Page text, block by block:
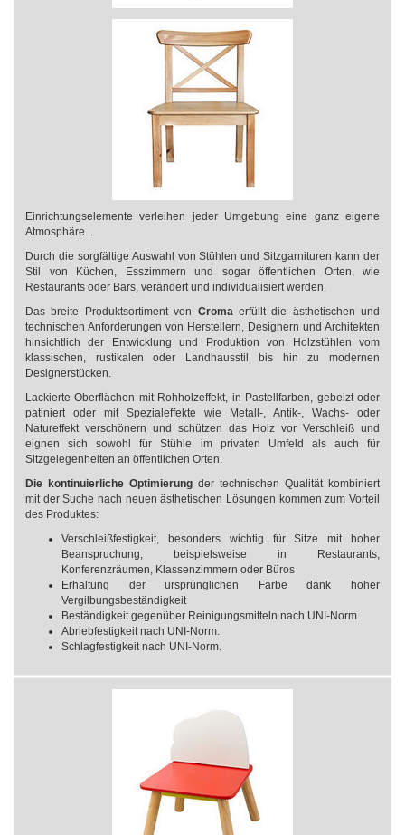
Einrichtungselemente verleihen jeder Umgebung eine ganz eigene
Atmosphäre. .
Durch die sorgfältige Auswahl von Stühlen und Sitzgarnituren kann der
Stil von Küchen, Esszimmern und sogar öffentlichen Orten, wie
Restaurants oder Bars, verändert und individualisiert werden.
Das breite Produktsortiment von Croma erfüllt die ästhetischen und
technischen Anforderungen von Herstellern, Designern und Architekten
hinsichtlich der Entwicklung und Produktion von Holzstühlen vom
klassischen, rustikalen oder Landhausstil bis hin zu modernen
Designerstücken.
Lackierte Oberflächen mit Rohholzeffekt, in Pastellfarben, gebeizt oder
patiniert oder mit Spezialeffekte wie Metall-, Antik-, Wachs- oder
Natureffekt verschönern und schützen das Holz vor Verschleiß und
eignen sich sowohl für Stühle im privaten Umfeld als auch für
Sitzgelegenheiten an öffentlichen Orten.
Die kontinuierliche Optimierung der technischen Qualität kombiniert
mit der Suche nach neuen ästhetischen Lösungen kommen zum Vorteil
des Produktes:
Verschleißfestigkeit, besonders wichtig für Sitze mit hoher
Beanspruchung, beispielsweise in Restaurants,
Konferenzräumen, Klassenzimmern oder Büros
Erhaltung der ursprünglichen Farbe dank hoher
Vergilbungsbeständigkeit
Beständigkeit gegenüber Reinigungsmitteln nach UNI-Norm
Abriebfestigkeit nach UNI-Norm.
Schlagfestigkeit nach UNI-Norm.